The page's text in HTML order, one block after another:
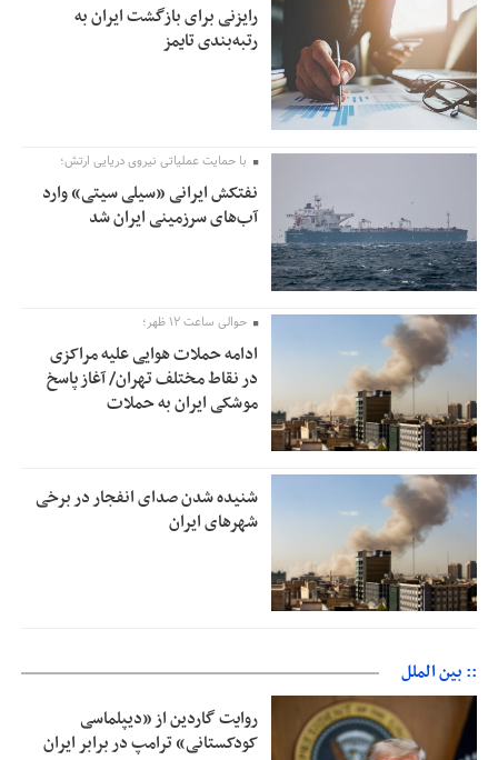
رایزنی برای بازگشت ایران به
رتبه‌بندی تایمز
با حمایت عملیاتی نیروی دریایی ارتش؛
نفتکش ایرانی «سیلی سیتی» وارد
آب‌های سرزمینی ایران شد
حوالی ساعت ۱۲ ظهر؛
ادامه حملات هوایی علیه مراکزی
در نقاط مختلف تهران/ آغاز پاسخ
موشکی ایران به حملات
شنیده شدن صدای انفجار در برخی
شهرهای ایران
:: بین الملل
روایت گاردین از «دیپلماسی
کودکستانی» ترامپ در برابر ایران